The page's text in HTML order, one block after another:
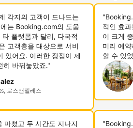
각지의 고객이 드나드는
는 Booking.com의 도움
플랫폼과 달리, 다국적
고객층을 대상으로 서비
있어요. 이러한 장점이 제
히 바꿔놓았죠."
로스앤젤레스
적인 효
이 크게
미리 예
할 수 있
마쳤고 두 시간도 지나지